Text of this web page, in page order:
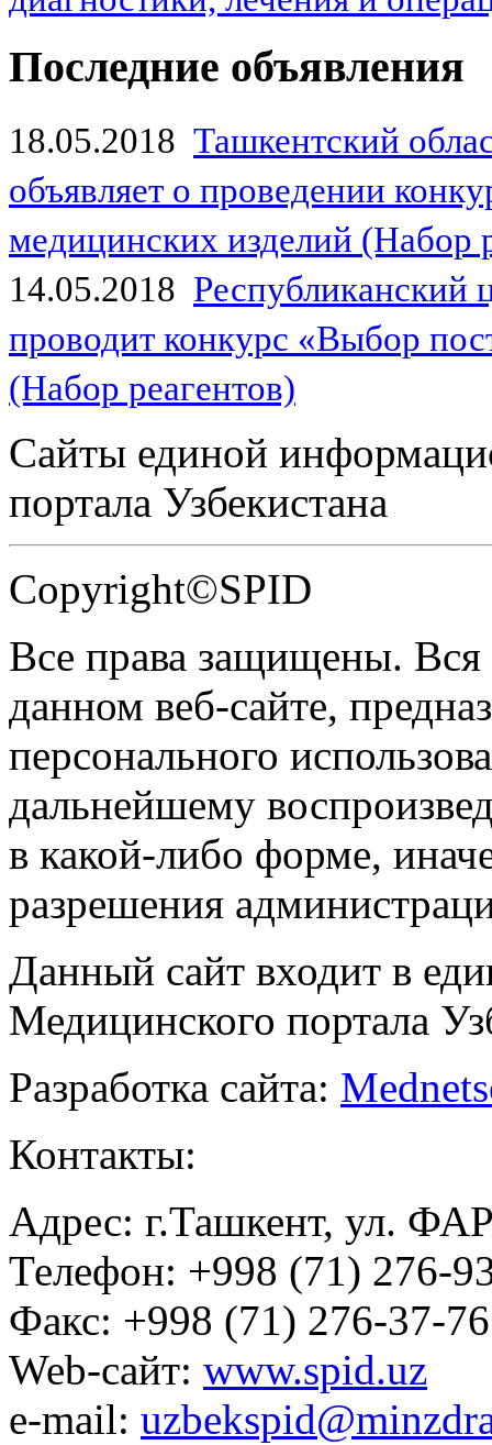
Последние объявления
18.05.2018 Ташкентский
объявляет о проведении
медицинских изделий (Набор
14.05.2018
проводит конкурс «Выбор
(Набор реагентов)
Сайты единой
портала Узбекистана
Copyright©SPID
Все права защищены.
данном веб-сайте,
персонального
дальнейшему
в какой-либо форме,
разрешения
Данный сайт входит в
Медицинского портала
Разработка сайта:
Контакты:
Адрес: г.Ташкент, ул.
Телефон: +998 (71) 276-
Факс: +998 (71) 276-37-76
Web-сайт: www.spid.uz
e-mail: